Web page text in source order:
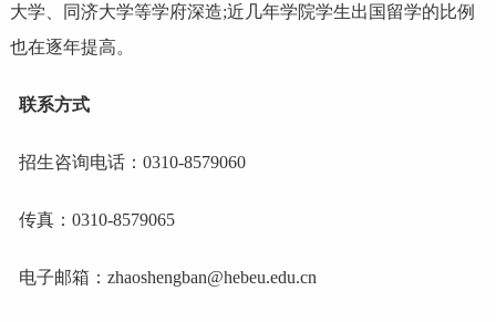
大学
同济大学等学府深造;近几年学院学生出国留学的比例
也在逐年提高。
联系方式
招生咨询电话：0310-8579060
传真：0310-8579065
电子邮箱：zhaoshengban@hebeu.edu.cn